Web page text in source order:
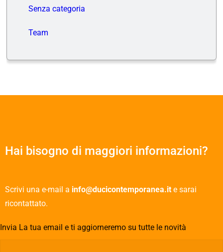
Senza categoria
Team
Hai bisogno di maggiori informazioni?
Scrivi una e-mail a info@ducicontemporanea.it e sarai
ricontattato.
Invia La tua email e ti aggiorneremo su tutte le novità